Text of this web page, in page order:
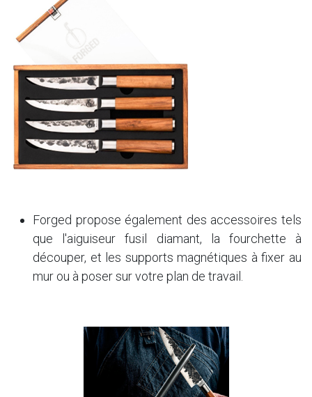
Forged propose également des accessoires tels
que l'aiguiseur fusil diamant, la fourchette à
découper, et les supports magnétiques à fixer au
mur ou à poser sur votre plan de travail.